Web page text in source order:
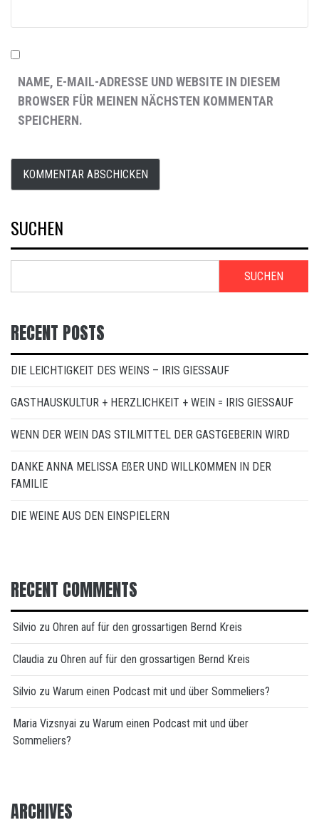
NAME, E-MAIL-ADRESSE UND WEBSITE IN DIESEM
BROWSER FÜR MEINEN NÄCHSTEN KOMMENTAR
SPEICHERN.
SUCHEN
SUCHEN
RECENT POSTS
DIE LEICHTIGKEIT DES WEINS – IRIS GIESSAUF
GASTHAUSKULTUR + HERZLICHKEIT + WEIN = IRIS GIESSAUF
WENN DER WEIN DAS STILMITTEL DER GASTGEBERIN WIRD
DANKE ANNA MELISSA EßER UND WILLKOMMEN IN DER
FAMILIE
DIE WEINE AUS DEN EINSPIELERN
RECENT COMMENTS
Silvio zu Ohren auf für den grossartigen Bernd Kreis
Claudia zu Ohren auf für den grossartigen Bernd Kreis
Silvio zu Warum einen Podcast mit und über Sommeliers?
Maria Vizsnyai zu Warum einen Podcast mit und über
Sommeliers?
ARCHIVES